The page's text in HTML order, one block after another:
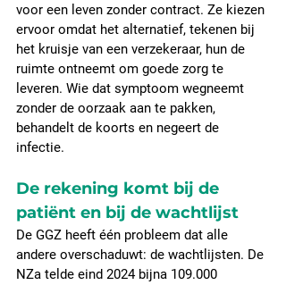
voor een leven zonder contract. Ze kiezen
ervoor omdat het alternatief, tekenen bij
het kruisje van een verzekeraar, hun de
ruimte ontneemt om goede zorg te
leveren. Wie dat symptoom wegneemt
zonder de oorzaak aan te pakken,
behandelt de koorts en negeert de
infectie.
De rekening komt bij de
patiënt en bij de wachtlijst
De GGZ heeft één probleem dat alle
andere overschaduwt: de wachtlijsten. De
NZa telde eind 2024 bijna 109.000